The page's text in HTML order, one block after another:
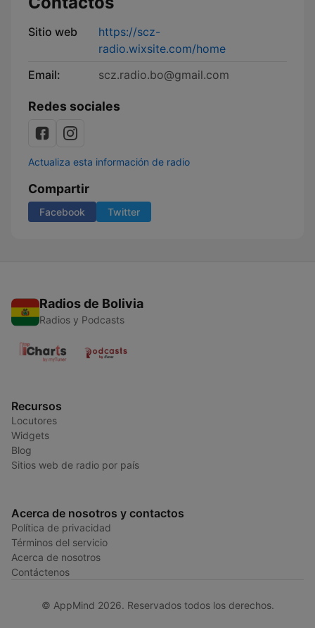
Sitio web
https://scz-
radio.wixsite.com/home
Email:
scz.radio.bo@gmail.com
Redes sociales
Actualiza esta información de radio
Compartir
Facebook Twitter
Radios de Bolivia
Radios y Podcasts
Recursos
Locutores
Widgets
Blog
Sitios web de radio por país
Acerca de nosotros y contactos
Política de privacidad
Términos del servicio
Acerca de nosotros
Contáctenos
© AppMind 2026. Reservados todos los derechos.